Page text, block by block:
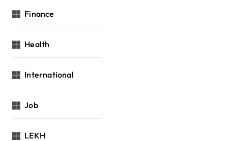
Finance
Health
International
Job
LEKH